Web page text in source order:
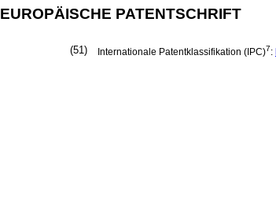
EUROPÄISCHE PATENTSCHRIFT
(51) Internationale Patentklassifikation (IPC)7: